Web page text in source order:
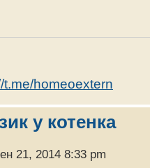
t.me/homeoextern
у котенка
21, 2014 8:33 pm